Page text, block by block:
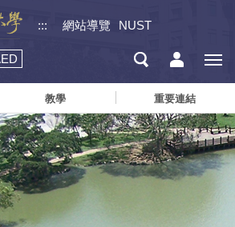
::: 網站導覽 NUST
教學 重要連結